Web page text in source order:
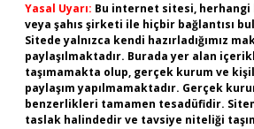
Yasal Uyarı: Bu internet sitesi,
veya şahıs şirketi ile hiçbir bağlantısı
Sitede yalnızca kendi hazırladığımız
paylaşılmaktadır. Burada yer alan
taşımamakta olup, gerçek kurum ve
paylaşım yapılmamaktadır. Gerçek
benzerlikleri tamamen tesadüfidir.
taslak halindedir ve tavsiye niteliği